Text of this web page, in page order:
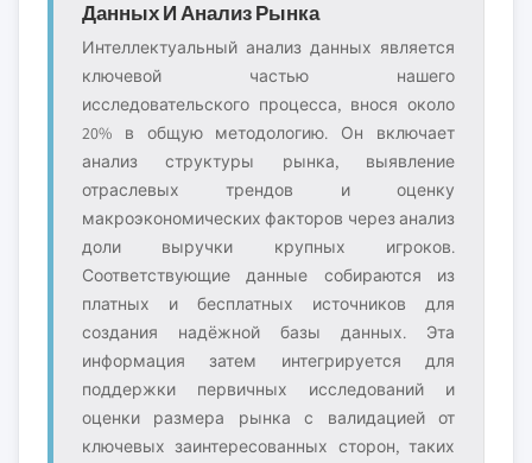
Данных И Анализ Рынка
Интеллектуальный анализ данных является
ключевой частью нашего
исследовательского процесса, внося около
20% в общую методологию. Он включает
анализ структуры рынка, выявление
отраслевых трендов и оценку
макроэкономических факторов через анализ
доли выручки крупных игроков.
Соответствующие данные собираются из
платных и бесплатных источников для
создания надёжной базы данных. Эта
информация затем интегрируется для
поддержки первичных исследований и
оценки размера рынка с валидацией от
ключевых заинтересованных сторон, таких